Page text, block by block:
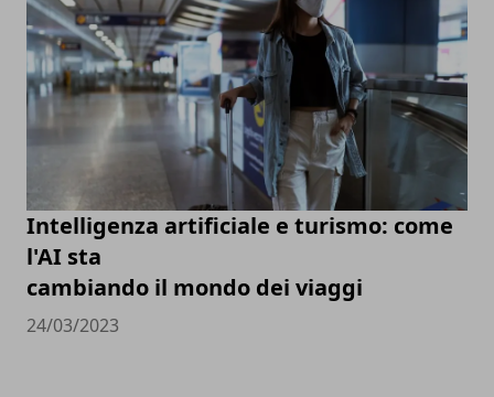
Intelligenza artificiale e turismo: come
l'AI sta
cambiando il mondo dei viaggi
24/03/2023